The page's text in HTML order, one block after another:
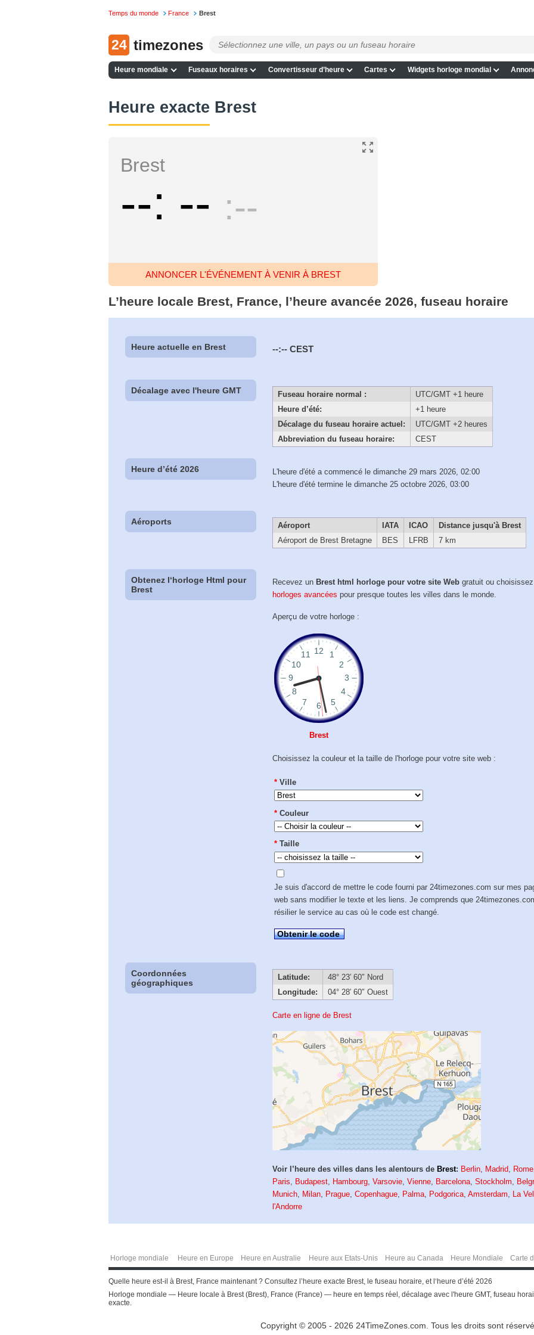
Temps du monde France Brest
24 timezones
Heure mondiale Fuseaux horaires Convertisseur d’heure Cartes Widgets horloge mondial
Heure exacte Brest
Brest
-- -- --
ANNONCER L'ÉVÉNEMENT À VENIR À BREST
L’heure locale Brest, France, l’heure avancée 2026, fuseau horaire
Heure actuelle en Brest --:-- CEST
Décalage avec l'heure GMT Fuseau horaire normal :
UTC/GMT +1 heure
Heure d’été:
+1 heure
Décalage du fuseau horaire actuel:
UTC/GMT +2 heures
Abbreviation du fuseau horaire:
CEST
Heure d’été 2026
L'heure d'été a commencé le dimanche 29 mars 2026, 02:00
L'heure d'été termine le dimanche 25 octobre 2026, 03:00
Aéroports Aéroport IATA ICAO
Distance jusqu'à Brest
Aéroport de Brest Bretagne
BES LFRB 7 km
Obtenez l‘horloge Html pour
Brest
Recevez un Brest html horloge pour votre site Web gratuit ou choisissez
horloges avancées pour presque toutes les villes dans le monde.
Aperçu de votre horloge :
Brest
Choisissez la couleur et la taille de l'horloge pour votre site web :
* Ville
* Couleur
* Taille
Je suis d'accord de mettre le code fourni par 24timezones.com sur mes
web sans modifier le texte et les liens. Je comprends que
résilier le service au cas où le code est changé.
Obtenir le code
Coordonnées
géographiques
Latitude:
48° 23′ 60″ Nord
Longitude:
04° 28′ 60″ Ouest
Carte en ligne de Brest
Voir l’heure des villes dans les alentours de Brest: Berlin, Madrid, Rome
Paris, Budapest, Hambourg,Varsovie,Vienne, Barcelona,Stockholm,
Munich, Milan, Prague,Copenhague, Palma, Podgorica,Amsterdam, La
l'Andorre
Horloge mondiale Heure en Europe Heure en Australie Heure aux Etats-Unis Heure au Canada Heure Mondiale Carte
Quelle heure est-il à Brest, France maintenant ? Consultez l’heure exacte Brest, le fuseau horaire, et l‘heure d’été 2026
Horloge mondiale — Heure locale à Brest (Brest), France (France) — heure en temps réel, décalage avec l'heure GMT, fuseau
exacte.
Copyright © 2005 - 2026 24TimeZones.com. Tous les droits sont